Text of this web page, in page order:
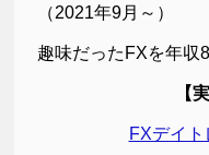
（2021年9月～）
趣味だったFXを年収
【
FXデイ